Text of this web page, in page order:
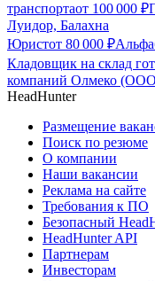
транспортаот 100 000 ₽
Луидор, Балахна
Юристот 80 000 ₽
Кладовщик на склад
компаний Олмеко
HeadHunter
Размещение
Поиск по резюме
О компании
Наши вакансии
Реклама на сайте
Требования к ПО
Безопасный
HeadHunter API
Партнерам
Инвесторам